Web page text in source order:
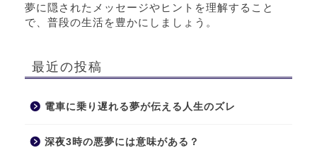
夢に隠されたメッセージやヒントを理解すること
で、普段の生活を豊かにしましょう。
最近の投稿
電車に乗り遅れる夢が伝える人生のズレ
深夜3時の悪夢には意味がある？